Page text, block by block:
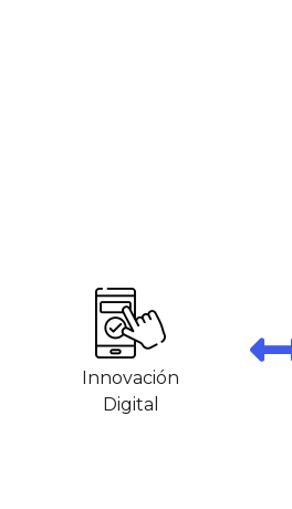
Innovación
Digital